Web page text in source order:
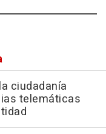
ciudadanía
telemáticas